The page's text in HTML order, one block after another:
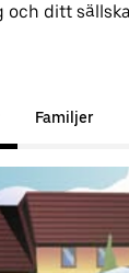
och ditt
Familjer